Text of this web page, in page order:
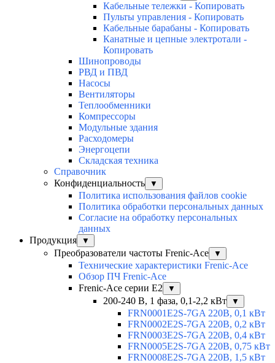
Кабельные тележки - Копировать
Пульты управления - Копировать
Кабельные барабаны - Копировать
Канатные и цепные электротали -
Копировать
Шинопроводы
РВД и ПВД
Насосы
Вентиляторы
Теплообменники
Компрессоры
Модульные здания
Расходомеры
Энергоцепи
Складская техника
Справочник
Конфиденциальность
▼
Политика использования файлов cookie
Политика обработки персональных данных
Согласие на обработку персональных
данных
Продукция
▼
Преобразователи частоты Frenic-Ace ▼
Технические характеристики Frenic-Ace
Обзор ПЧ Frenic-Ace
Frenic-Ace серии E2
▼
200-240 В, 1 фаза, 0,1-2,2 кВт ▼
FRN0001E2S-7GA 220В, 0,1 кВт
FRN0002E2S-7GA 220В, 0,2 кВт
FRN0003E2S-7GA 220В, 0,4 кВт
FRN0005E2S-7GA 220В, 0,75 кВт
FRN0008E2S-7GA 220В, 1,5 кВт